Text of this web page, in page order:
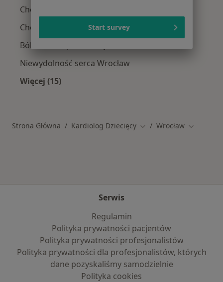
Choroby serca Wrocław
Choroby wieku dziecięcego Wrocław
Ból w klatce piersiowej Wrocław
Niewydolność serca Wrocław
Więcej (15)
Strona Główna Kardiolog Dziecięcy Zmień miasto
Wrocław Zmień
Serwis
Regulamin
Polityka prywatności pacjentów
Polityka prywatności profesjonalistów
Polityka prywatności dla profesjonalistów, których
dane pozyskaliśmy samodzielnie
Polityka cookies
Start survey